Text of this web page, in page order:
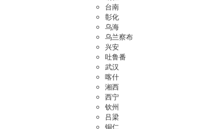
台南
彰化
乌海
乌兰察布
兴安
吐鲁番
武汉
喀什
湘西
西宁
钦州
吕梁
铜仁